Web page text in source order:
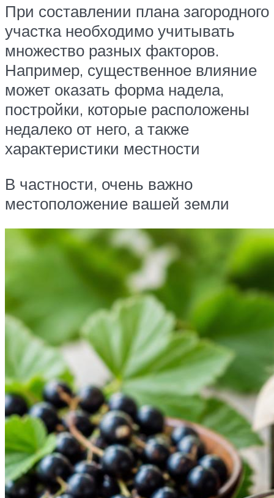
При составлении плана загородного
участка необходимо учитывать
множество разных факторов.
Например, существенное влияние
может оказать форма надела,
постройки, которые расположены
недалеко от него, а также
характеристики местности
В частности, очень важно
местоположение вашей земли